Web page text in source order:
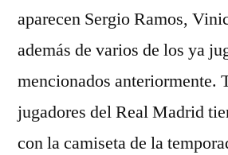
aparecen Sergio Ramos,
además de varios de los ya
mencionados anteriormente.
jugadores del Real Madrid
con la camiseta de la